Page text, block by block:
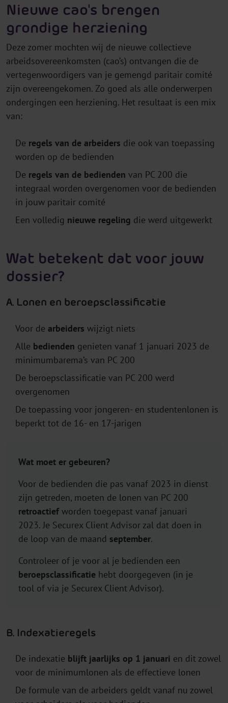
Nieuwe cao's brengen
grondige herziening
Deze zomer mochten wij de nieuwe collectieve
arbeidsovereenkomsten (cao’s) ontvangen die de
vertegenwoordigers van je gemengd paritair comité
zijn overeengekomen. Zo goed als alle onderwerpen
ondergingen een herziening. Het resultaat is een mix
van:
De regels van de arbeiders die ook van toepassing
worden op de bedienden
De regels van de bedienden van PC 200 die
integraal worden overgenomen voor de bedienden
in jouw paritair comité
Een volledig nieuwe regeling die werd uitgewerkt
Wat betekent dat voor jouw
dossier?
A. Lonen en beroepsclassificatie
Voor de arbeiders wijzigt niets
Alle bedienden genieten vanaf 1 januari 2023 de
minimumbarema’s van PC 200
De beroepsclassificatie van PC 200 werd
overgenomen
De toepassing voor jongeren- en studentenlonen is
beperkt tot de 16- en 17-jarigen
Wat moet er gebeuren?
Voor de bedienden die pas vanaf 2023 in dienst
zijn getreden, moeten de lonen van PC 200
retroactief worden toegepast vanaf januari
2023. Je Securex Client Advisor zal dat doen in
de loop van de maand september.
Controleer of je voor al je bedienden een
beroepsclassificatie hebt doorgegeven (in je
tool of via je Securex Client Advisor).
B. Indexatieregels
De indexatie blijft jaarlijks op 1 januari en dit zowel
voor de minimumlonen als de effectieve lonen
De formule van de arbeiders geldt vanaf nu zowel